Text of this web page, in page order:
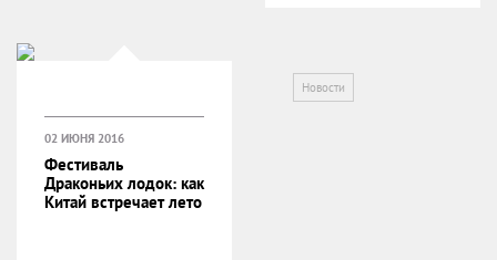
Новости
02 ИЮНЯ 2016
Фестиваль
Драконьих лодок: как
Китай встречает лето